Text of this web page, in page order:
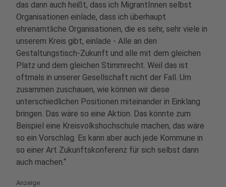
das dann auch heißt, dass ich MigrantInnen selbst
Organisationen einlade, dass ich überhaupt
ehrenamtliche Organisationen, die es sehr, sehr viele in
unserem Kreis gibt, einlade - Alle an den
Gestaltungstisch-Zukunft und alle mit dem gleichen
Platz und dem gleichen Stimmrecht. Weil das ist
oftmals in unserer Gesellschaft nicht der Fall. Um
zusammen zuschauen, wie können wir diese
unterschiedlichen Positionen miteinander in Einklang
bringen. Das wäre so eine Aktion. Das könnte zum
Beispiel eine Kreisvolkshochschule machen, das wäre
so ein Vorschlag. Es kann aber auch jede Kommune in
so einer Art Zukunftskonferenz für sich selbst dann
auch machen.“
Anzeige